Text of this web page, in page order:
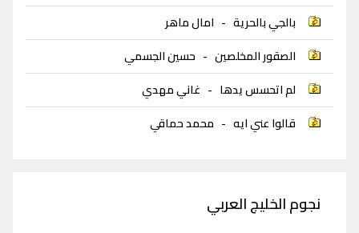
بالجي بالحرية - امال ماهر
الصقور المخلصين - حسين الجسمي
لم اتحسس يدها - غاني مهدي
قالوا عني ايه - محمد حماقي
نجوم الخليج العربي